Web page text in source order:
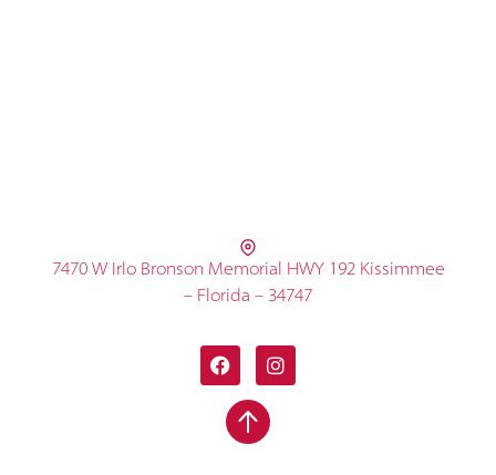
7470 W Irlo Bronson Memorial HWY 192 Kissimmee
– Florida – 34747